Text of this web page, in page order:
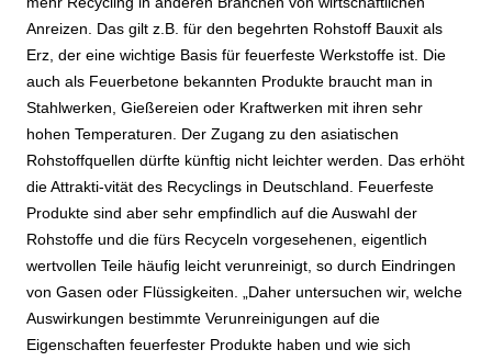
Anreizen. Das gilt z.B. für den begehrten Rohstoff Bauxit als
Erz, der eine wichtige Basis für feuerfeste Werkstoffe ist. Die
auch als Feuerbetone bekannten Produkte braucht man in
Stahlwerken, Gießereien oder Kraftwerken mit ihren sehr
hohen Temperaturen. Der Zugang zu den asiatischen
Rohstoffquellen dürfte künftig nicht leichter werden. Das erhöht
die Attrakti-vität des Recyclings in Deutschland. Feuerfeste
Produkte sind aber sehr empfindlich auf die Auswahl der
Rohstoffe und die fürs Recyceln vorgesehenen, eigentlich
wertvollen Teile häufig leicht verunreinigt, so durch Eindringen
von Gasen oder Flüssigkeiten. „Daher untersuchen wir, welche
Auswirkungen bestimmte Verunreinigungen auf die
Eigenschaften feuerfester Produkte haben und wie sich